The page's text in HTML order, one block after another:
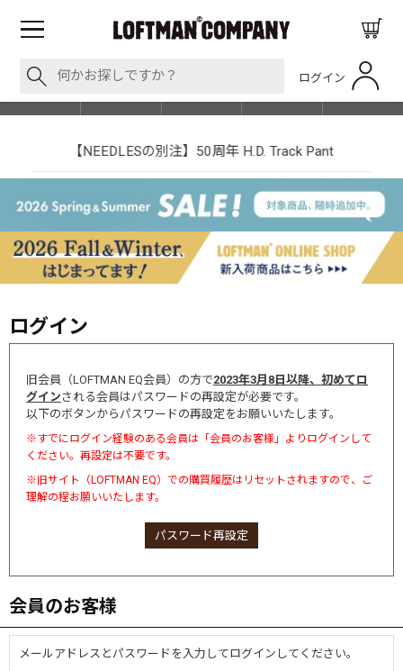
ログイン
SHOP LIST
【NEEDLESの別注】50周年 H.D. Track Pant
ログイン
旧会員（LOFTMAN EQ会員）の方で2023年3月8日以降、初めてロ
グインされる会員はパスワードの再設定が必要です。
以下のボタンからパスワードの再設定をお願いいたします。
※すでにログイン経験のある会員は「会員のお客様」よりログインして
ください。再設定は不要です。
※旧サイト（LOFTMAN EQ）での購買履歴はリセットされますので、ご
理解の程お願いいたします。
パスワード再設定
会員のお客様
メールアドレスとパスワードを入力してログインしてください。